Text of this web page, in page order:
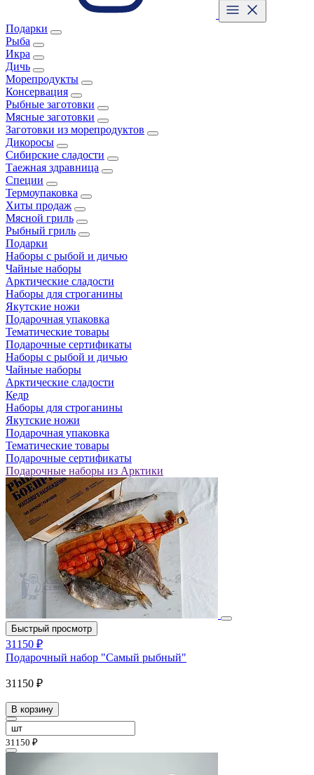
Подарки
Рыба
Икра
Дичь
Морепродукты
Консервация
Рыбные заготовки
Мясные заготовки
Заготовки из морепродуктов
Дикоросы
Сибирские сладости
Таежная здравница
Специи
Термоупаковка
Хиты продаж
Мясной гриль
Рыбный гриль
Подарки
Наборы с рыбой и дичью
Чайные наборы
Арктические сладости
Наборы для строганины
Якутские ножи
Подарочная упаковка
Тематические товары
Подарочные сертификаты
Наборы с рыбой и дичью
Чайные наборы
Арктические сладости
Кедр
Наборы для строганины
Якутские ножи
Подарочная упаковка
Тематические товары
Подарочные сертификаты
Подарочные наборы из Арктики
Быстрый просмотр
31150 ₽
Подарочный набор "Самый рыбный"
31150 ₽
В корзину
31150 ₽